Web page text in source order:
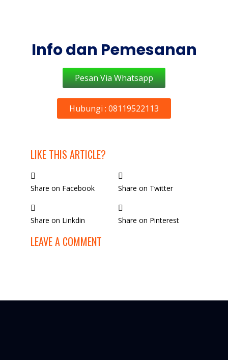
Info dan Pemesanan
Pesan Via Whatsapp
Hubungi : 08119522113
LIKE THIS ARTICLE?
Share on Facebook Share on Twitter
Share on Linkdin Share on Pinterest
LEAVE A COMMENT